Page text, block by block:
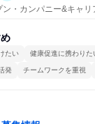
・カンパニー&キャ
たい 健康促進に携わりた
発 チームワークを重視